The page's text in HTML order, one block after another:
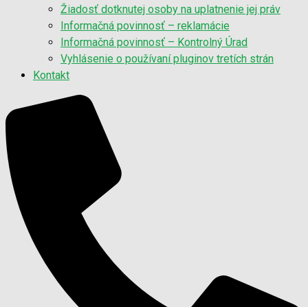
Žiadosť dotknutej osoby na uplatnenie jej práv
Informačná povinnosť – reklamácie
Informačná povinnosť – Kontrolný Úrad
Vyhlásenie o používaní pluginov tretích strán
Kontakt